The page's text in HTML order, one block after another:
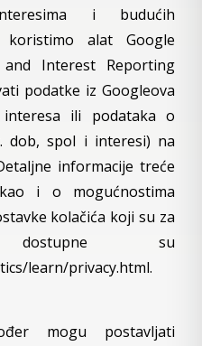
i budućih
koristimo alat Google
and Interest Reporting
podatke iz Googleova
ili podataka o
dob, spol i interesi) na
informacije treće
i o mogućnostima
kolačića koji su za
su
learn/privacy.html.
mogu postavljati